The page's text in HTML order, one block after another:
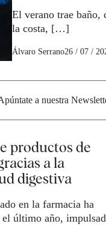
El verano trae baño,
la costa, […]
Álvaro Serrano26 / 07 /
a nuestra
productos de
a la
digestiva
en la farmacia ha
último año,